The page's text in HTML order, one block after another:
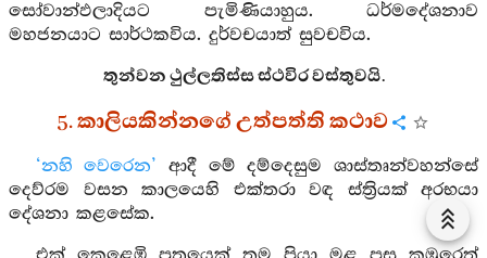
සෝවාන්ඵලාදියට පැමිණියාහුය. ධර්මදේශනාව
මහජනයාට සාර්ථකවිය. දුර්වචයාත් සුවචවිය.
තුන්වන ථුල්ලතිස්ස ස්ථවිර වස්තුවයි.
5. කාලියකින්නගේ උත්පත්ති කථාව
‘නහි වෙරෙන’ ආදී මේ දම්දෙසුම ශාස්තෘන්වහන්සේ
දෙව්රම වසන කාලයෙහි එක්තරා වඳ ස්ත්‍රියක් අරභයා
දේශනා කළසේක.